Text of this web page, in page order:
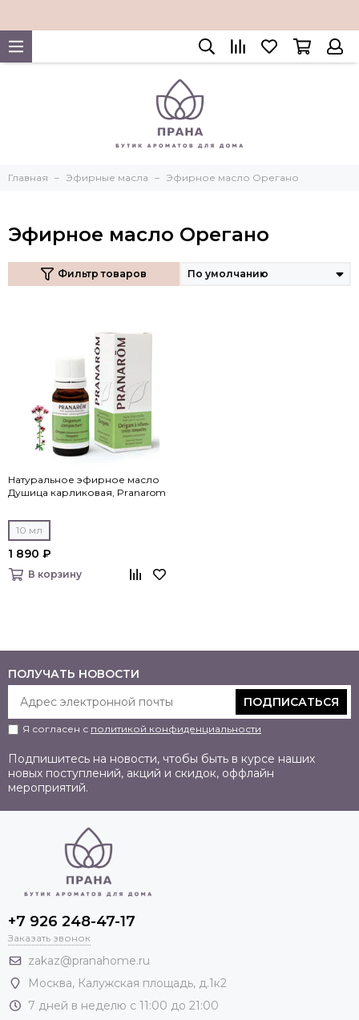
Главная Эфирные масла Эфирное масло Орегано
Эфирное масло Орегано
Фильтр товаров
Натуральное эфирное масло
Душица карликовая, Pranarom
10 мл
1 890 ₽
В корзину
ПОЛУЧАТЬ НОВОСТИ
ПОДПИСАТЬСЯ
Я согласен с политикой конфиденциальности
Подпишитесь на новости, чтобы быть в курсе наших
новых поступлений, акций и скидок, оффлайн
мероприятий.
+7 926 248-47-17
Заказать звонок
zakaz@pranahome.ru
Москва, Калужская площадь, д.1к2
7 дней в неделю с 11:00 до 21:00